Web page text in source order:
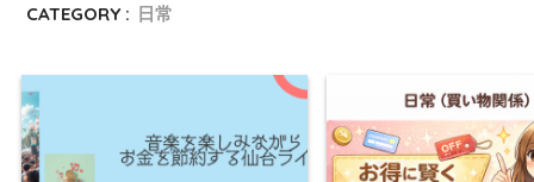
CATEGORY : 日常